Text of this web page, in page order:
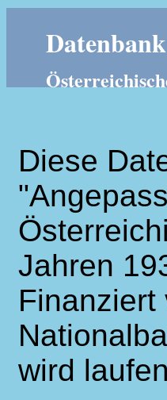
Diese
Jahren
wird